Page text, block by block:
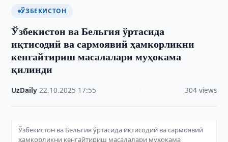
ЎЗБЕКИСТОН
Ўзбекистон ва Бельгия ўртасида
иқтисодий ва сармоявий ҳамкорликни
кенгайтириш масалалари муҳокама
қилинди
UzDaily ·22.10.2025 17:55 304 views
Ўзбекистон ва Бельгия ўртасида иқтисодий ва сармоявий
ҳамкорликни кенгайтириш масалалари муҳокама